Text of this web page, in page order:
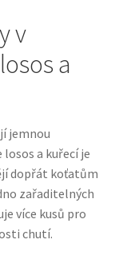
kvalitou
krmivo s
složení
v
a
jemnou
a kuřecí je
dopřát koťatům
zařaditelných
více kusů pro
chutí.